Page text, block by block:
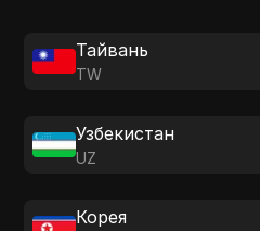
Тайвань
TW
Узбекистан
UZ
Корея